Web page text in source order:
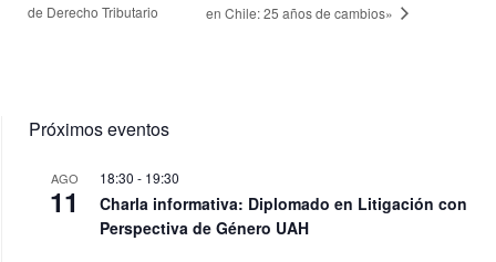
de Derecho Tributario
en Chile: 25 años de cambios»
Próximos eventos
AGO
11
18:30 - 19:30
Charla informativa: Diplomado en Litigación con
Perspectiva de Género UAH